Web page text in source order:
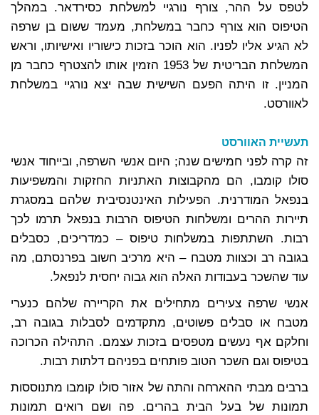
לטפס על ההר, צורף נורגיי למשלחת כסירדאר. במהלך
הטיפוס הוא צורף כחבר במשלחת, מעמד ששום בן שרפה
לא הגיע אליו לפניו. הוא הוכר בזכות כישוריו ואישיותו, וראש
המשלחת הבריטית של 1953 הזמין אותו להצטרף כחבר מן
המניין. זו היתה הפעם השישית שבה יצא נורגיי במשלחת
לאוורסט.
תעשיית האוורסט
זה קרה לפני חמישים שנה; היום אנשי השרפה, ובייחוד אנשי
סולו קומבו, הם מהקבוצות האתניות החזקות והמשפיעות
בנפאל המודרנית. הפעילות האינטנסיבית שלהם במסגרת
תיירות ההרים ומשלחות הטיפוס הרבות בנפאל תרמו לכך
רבות. השתתפות במשלחות טיפוס – כמדריכים, כסבלים
בגובה רב וכצוות מטבח – היא מרכיב חשוב בפרנסתם, מה
עוד שהשכר בעבודות האלה הוא גבוה יחסית לנפאל.
אנשי שרפה צעירים מתחילים את הקריירה שלהם כנערי
מטבח או סבלים פשוטים, מתקדמים לסבלות בגובה רב,
וחלקם אף נעשים מטפסים בזכות עצמם. התהילה הכרוכה
בטיפוס וגם השכר הטוב פותחים בפניהם דלתות רבות.
ברבים מבתי ההארחה והתה של אזור סולו קומבו מתנוססות
תמונות של בעל הבית בהרים. פה ושם רואים תמונות